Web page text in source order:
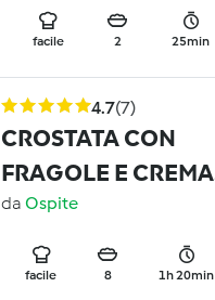
facile 2 25min
4.7(7)
CROSTATA CON
FRAGOLE E CREMA
PASTICCERA
da Ospite
facile 8 1h 20min